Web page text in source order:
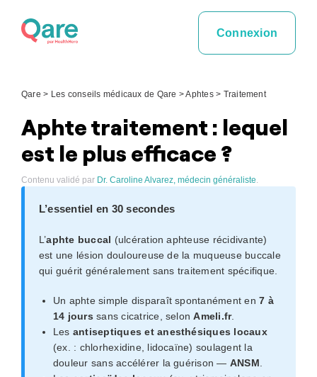
Connexion
Qare > Les conseils médicaux de Qare >Aphtes> Traitement
Aphte traitement : lequel
est le plus efficace ?
Contenu validé par Dr. Caroline Alvarez, médecin généraliste.
L’essentiel en 30 secondes
L’aphte buccal (ulcération aphteuse récidivante)
est une lésion douloureuse de la muqueuse buccale
qui guérit généralement sans traitement spécifique.
Un aphte simple disparaît spontanément en7 à
14 jours sans cicatrice, selonAmeli.fr.
Les antiseptiques et anesthésiques locaux
(ex. : chlorhexidine, lidocaïne) soulagent la
douleur sans accélérer la guérison — ANSM